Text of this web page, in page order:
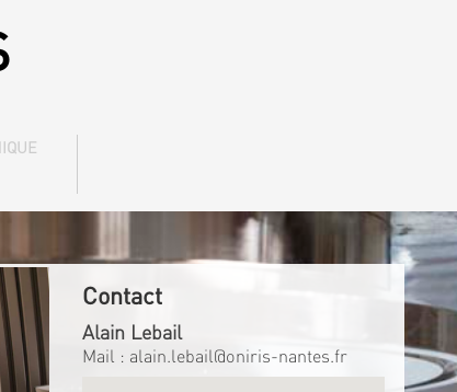
Contact
Alain Lebail
Mail : alain.lebail@oniris-nantes.fr